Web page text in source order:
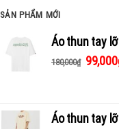
SẢN PHẨM MỚI
Áo thun tay
180,000₫ 99,000
Áo thun tay